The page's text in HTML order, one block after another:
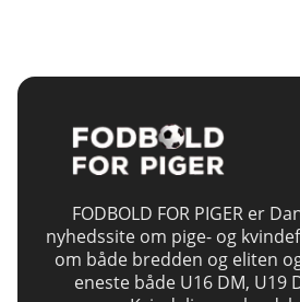
FODBOLD FOR PIGER er
nyhedssite om pige- og
om både bredden og eliten
eneste både U16 DM, U19